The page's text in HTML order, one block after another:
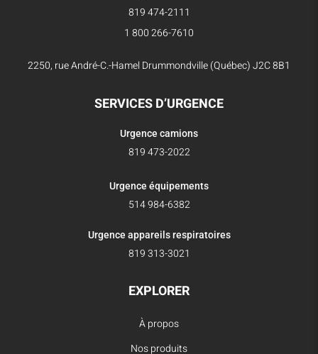
819 474-2111
1 800 266-7610
2250, rue André-C.-Hamel Drummondville (Québec) J2C 8B1
SERVICES D’URGENCE
Urgence camions
819 473-2022
Urgence équipements
514 984-6382
Urgence appareils respiratoires
819 313-3021
EXPLORER
À propos
Nos produits